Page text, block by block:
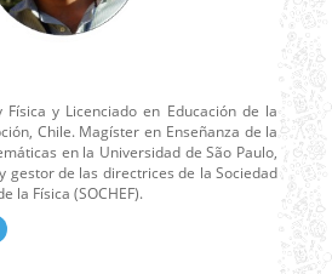
y Licenciado en Educación de la
Chile. Magíster en Enseñanza de la
en la Universidad de São Paulo,
gestor de las directrices de la Sociedad
la Física (SOCHEF).